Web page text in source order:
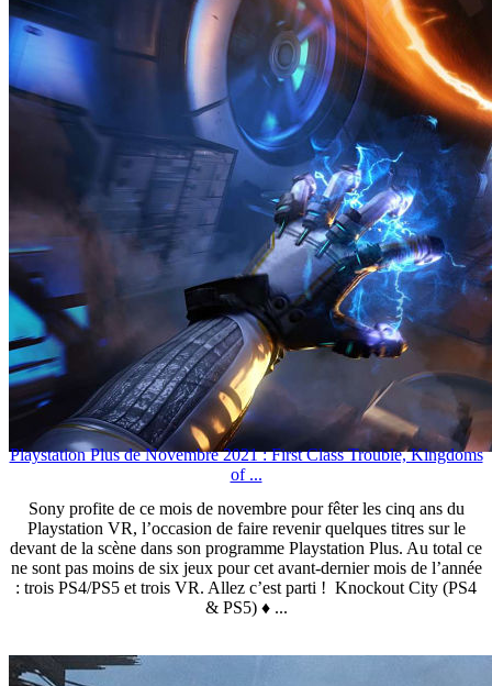
Playstation Plus de Novembre 2021 : First Class Trouble, Kingdoms
of ...
Sony profite de ce mois de novembre pour fêter les cinq ans du
Playstation VR, l’occasion de faire revenir quelques titres sur le
devant de la scène dans son programme Playstation Plus. Au total ce
ne sont pas moins de six jeux pour cet avant-dernier mois de l’année
: trois PS4/PS5 et trois VR. Allez c’est parti ! Knockout City (PS4
& PS5) ♦ ...